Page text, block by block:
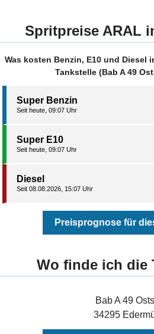
Spritpreise ARAL
Was kosten Benzin, E10 und Diesel
Tankstelle (Bab A 49
Super Benzin
Seit heute, 09:07 Uhr
Super E10
Seit heute, 09:07 Uhr
Diesel
Seit 08.08.2026, 15:07 Uhr
Preisprognose für
Wo finde ich die
Bab A 49
34295